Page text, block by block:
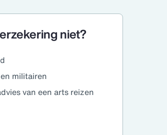
niet?
militairen
van een arts reizen